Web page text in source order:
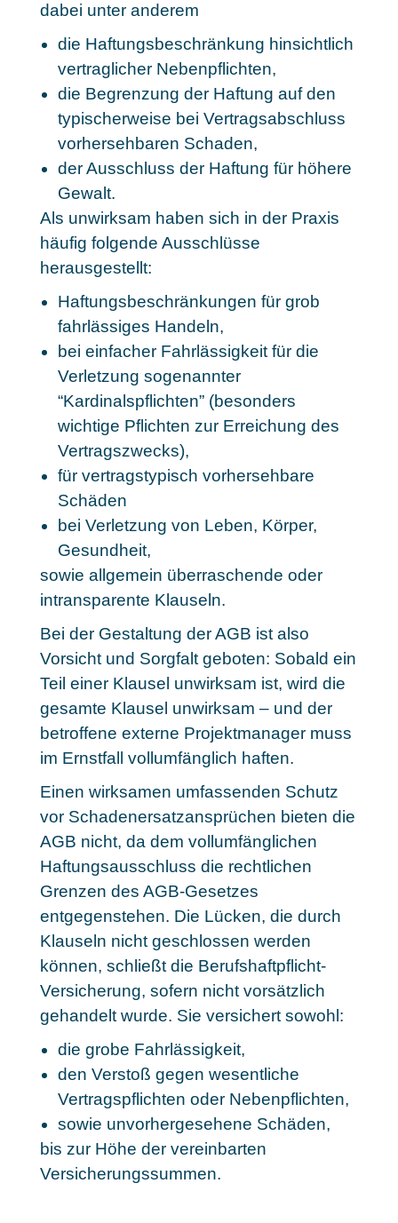
dabei unter anderem
die Haftungsbeschränkung hinsichtlich
vertraglicher Nebenpflichten,
die Begrenzung der Haftung auf den
typischerweise bei Vertragsabschluss
vorhersehbaren Schaden,
der Ausschluss der Haftung für höhere
Gewalt.
Als unwirksam haben sich in der Praxis
häufig folgende Ausschlüsse
herausgestellt:
Haftungsbeschränkungen für grob
fahrlässiges Handeln,
bei einfacher Fahrlässigkeit für die
Verletzung sogenannter
“Kardinalspflichten” (besonders
wichtige Pflichten zur Erreichung des
Vertragszwecks),
für vertragstypisch vorhersehbare
Schäden
bei Verletzung von Leben, Körper,
Gesundheit,
sowie allgemein überraschende oder
intransparente Klauseln.
Bei der Gestaltung der AGB ist also
Vorsicht und Sorgfalt geboten: Sobald ein
Teil einer Klausel unwirksam ist, wird die
gesamte Klausel unwirksam – und der
betroffene externe Projektmanager muss
im Ernstfall vollumfänglich haften.
Einen wirksamen umfassenden Schutz
vor Schadenersatzansprüchen bieten die
AGB nicht, da dem vollumfänglichen
Haftungsausschluss die rechtlichen
Grenzen des AGB-Gesetzes
entgegenstehen. Die Lücken, die durch
Klauseln nicht geschlossen werden
können, schließt die Berufshaftpflicht-
Versicherung, sofern nicht vorsätzlich
gehandelt wurde. Sie versichert sowohl:
die grobe Fahrlässigkeit,
den Verstoß gegen wesentliche
Vertragspflichten oder Nebenpflichten,
sowie unvorhergesehene Schäden,
bis zur Höhe der vereinbarten
Versicherungssummen.